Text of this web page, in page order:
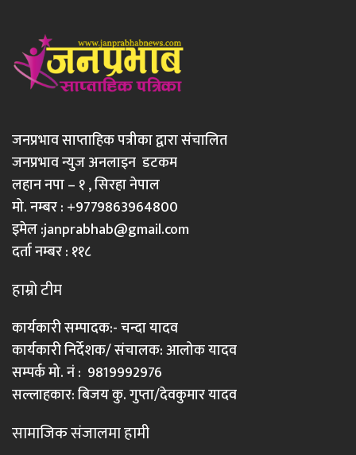
जनप्रभाव साप्ताहिक पत्रीका द्वारा संचालित
जनप्रभाव न्युज अनलाइन डटकम
लहान नपा – १ , सिरहा नेपाल
मो. नम्बर : +9779863964800
इमेल :janprabhab@gmail.com
दर्ता नम्बर : ११८
हाम्रो टीम
कार्यकारी सम्पादक:- चन्दा यादव
कार्यकारी निर्देशक/ संचालक: आलोक यादव
सम्पर्क मो. नं : 9819992976
सल्लाहकार: बिजय कु. गुप्ता/देवकुमार यादव
सामाजिक संजालमा हामी